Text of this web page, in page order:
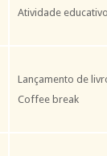
Atividade
Lançamento de
Coffee break